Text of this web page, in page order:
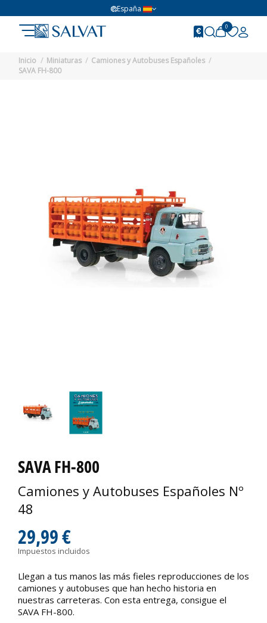
España
0
Inicio Miniaturas
Camiones y Autobuses Españoles
SAVA FH-800
SAVA FH-800
Camiones y Autobuses Españoles Nº
48
29,99 €
Impuestos incluidos
Llegan a tus manos las más fieles reproducciones de los
camiones y autobuses que han hecho historia en
nuestras carreteras. Con esta entrega, consigue el
SAVA FH-800.